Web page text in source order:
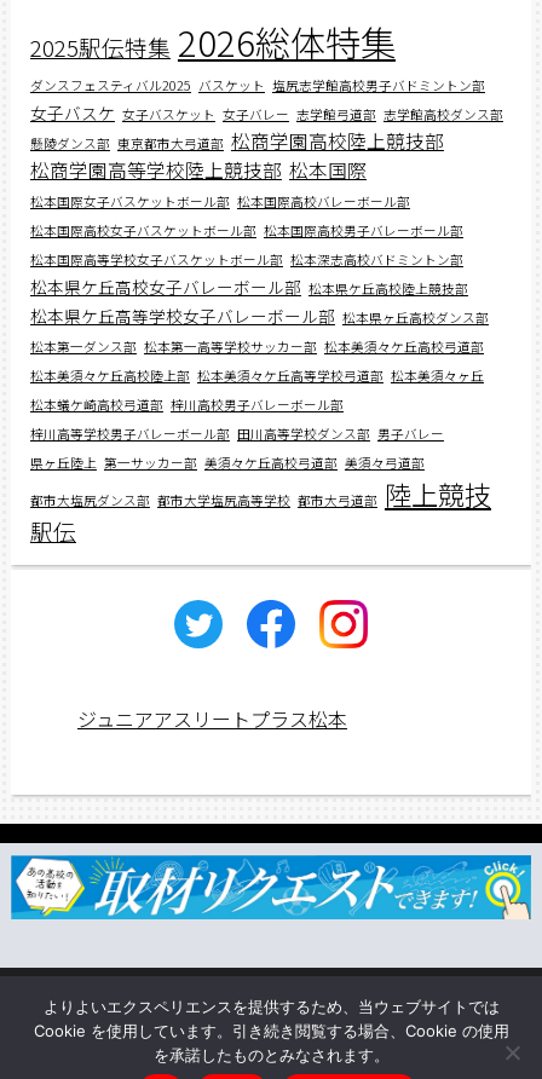
2025駅伝特集 2026総体特集
ダンスフェスティバル2025 バスケット 塩尻志学館高校男子バドミントン部
女子バスケ 女子バスケット 女子バレー 志学館弓道部 志学館高校ダンス部
懸陵ダンス部 東京都市大弓道部 松商学園高校陸上競技部
松商学園高等学校陸上競技部 松本国際
松本国際女子バスケットボール部 松本国際高校バレーボール部
松本国際高校女子バスケットボール部 松本国際高校男子バレーボール部
松本国際高等学校女子バスケットボール部 松本深志高校バドミントン部
松本県ケ丘高校女子バレーボール部 松本県ケ丘高校陸上競技部
松本県ケ丘高等学校女子バレーボール部 松本県ヶ丘高校ダンス部
松本第一ダンス部 松本第一高等学校サッカー部 松本美須々ケ丘高校弓道部
松本美須々ケ丘高校陸上部 松本美須々ケ丘高等学校弓道部 松本美須々ヶ丘
松本蟻ケ崎高校弓道部 梓川高校男子バレーボール部
梓川高等学校男子バレーボール部 田川高等学校ダンス部 男子バレー
県ヶ丘陸上 第一サッカー部 美須々ケ丘高校弓道部 美須々弓道部
都市大塩尻ダンス部 都市大学塩尻高等学校 都市大弓道部 陸上競技
駅伝
ジュニアアスリートプラス松本
企業情報
Copyright © ジュニアアスリートプラス松本 All rights reserved.
よりよいエクスペリエンスを提供するため、当ウェブサイトでは
Cookie を使用しています。引き続き閲覧する場合、Cookie の使用
を承諾したものとみなされます。